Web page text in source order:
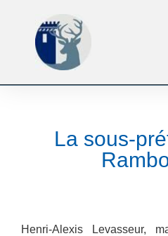
La sous-
Henri-Alexis Levasseur,